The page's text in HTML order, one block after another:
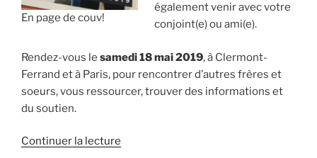
En page de couv!
également venir avec votre
conjoint(e) ou ami(e).
Rendez-vous le samedi 18 mai 2019, à Clermont-
Ferrand et à Paris, pour rencontrer d’autres frères et
soeurs, vous ressourcer, trouver des informations et
du soutien.
Continuer la lecture